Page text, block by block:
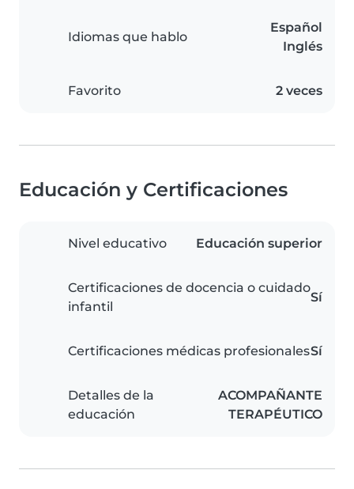
Idiomas que hablo
Español
Inglés
Favorito 2 veces
Educación y Certificaciones
Nivel educativo Educación superior
Certificaciones de docencia o cuidado
infantil
Sí
Certificaciones médicas profesionalesSí
Detalles de la
educación
ACOMPAÑANTE
TERAPÉUTICO